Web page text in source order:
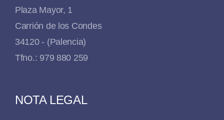
Plaza Mayor, 1
Carrión de los Condes
34120 - (Palencia)
Tfno.: 979 880 259
NOTA LEGAL